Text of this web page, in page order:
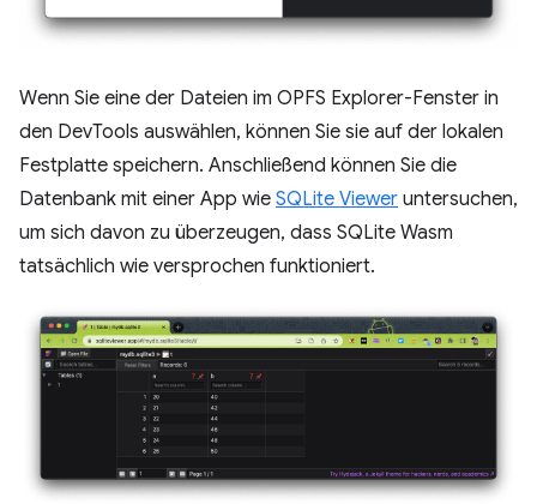
Wenn Sie eine der Dateien im OPFS Explorer-Fenster in
den DevTools auswählen, können Sie sie auf der lokalen
Festplatte speichern. Anschließend können Sie die
Datenbank mit einer App wie SQLite Viewer untersuchen,
um sich davon zu überzeugen, dass SQLite Wasm
tatsächlich wie versprochen funktioniert.